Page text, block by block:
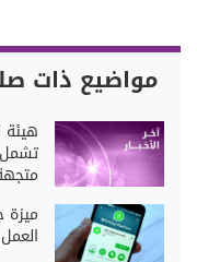
مواضيع ذات
هيئة